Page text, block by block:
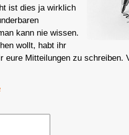
ist dies ja wirklich
kann nie wissen.
wollt, habt ihr
eure Mitteilungen zu schreiben.